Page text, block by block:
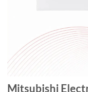
Mitsubishi